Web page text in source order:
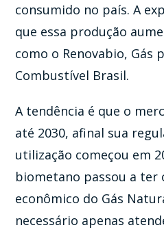
consumido no país. A
que essa produção
como o Renovabio, Gás
Combustível Brasil.
A tendência é que o
até 2030, afinal sua
utilização começou em
biometano passou a ter
econômico do Gás
necessário apenas